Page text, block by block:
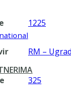
1225
RM –
325